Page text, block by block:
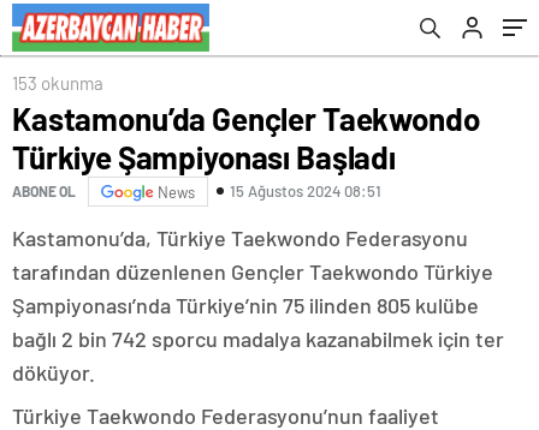
153 okunma
Kastamonu’da Gençler Taekwondo
Türkiye Şampiyonası Başladı
ABONE OL News 15 Ağustos 2024 08:51
Kastamonu’da, Türkiye Taekwondo Federasyonu
tarafından düzenlenen Gençler Taekwondo Türkiye
Şampiyonası’nda Türkiye’nin 75 ilinden 805 kulübe
bağlı 2 bin 742 sporcu madalya kazanabilmek için ter
döküyor.
Türkiye Taekwondo Federasyonu’nun faaliyet